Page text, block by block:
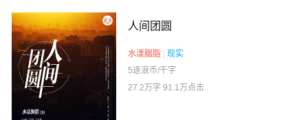
人间团圆
水漾胭脂 | 现实
5逐浪币/千字
27.2万字 91.1万点击